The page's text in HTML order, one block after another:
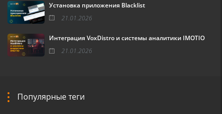
Установка приложения Blacklist
21.01.2026
Интеграция VoxDistro и системы аналитики IMOTIO
21.01.2026
Популярные теги